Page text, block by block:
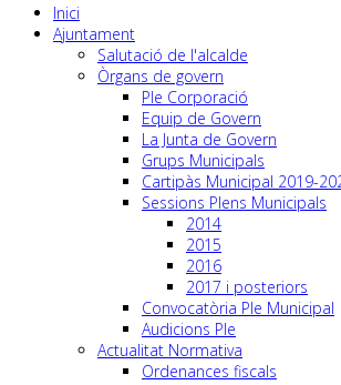
Inici
Ajuntament
Salutació de l'alcalde
Òrgans de govern
Ple Corporació
Equip de Govern
La Junta de Govern
Grups Municipals
Cartipàs Municipal 2019-
Sessions Plens Municipals
2014
2015
2016
2017 i posteriors
Convocatòria Ple Municipal
Audicions Ple
Actualitat Normativa
Ordenances fiscals